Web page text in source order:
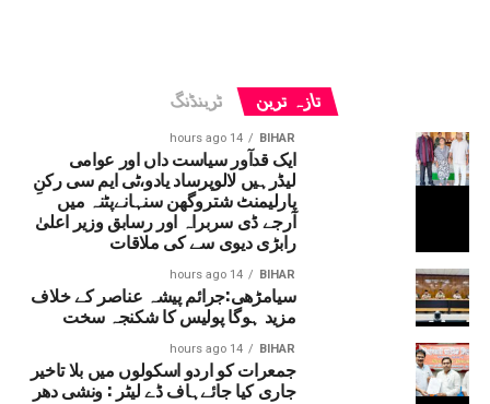
تازہ ترین ٹرینڈنگ
BIHAR
14 hours ago
ایک قدآور سیاست داں اور عوامی
لیڈرہیں لالوپرساد یادو،ٹی ایم سی رکنِ
پارلیمنٹ شتروگھن سنہانےپٹنہ میں
آرجے ڈی سربراہ اور رسابق وزیر اعلیٰ
رابڑی دیوی سے کی ملاقات
BIHAR
14 hours ago
سیامڑھی:جرائم پیشہ عناصر کے خلاف
مزید ہوگا پولیس کا شکنجہ سخت
BIHAR
14 hours ago
جمعرات کو اردو اسکولوں میں بلا تاخیر
جاری کیا جائےہاف ڈے لیٹر : ونشی دھر